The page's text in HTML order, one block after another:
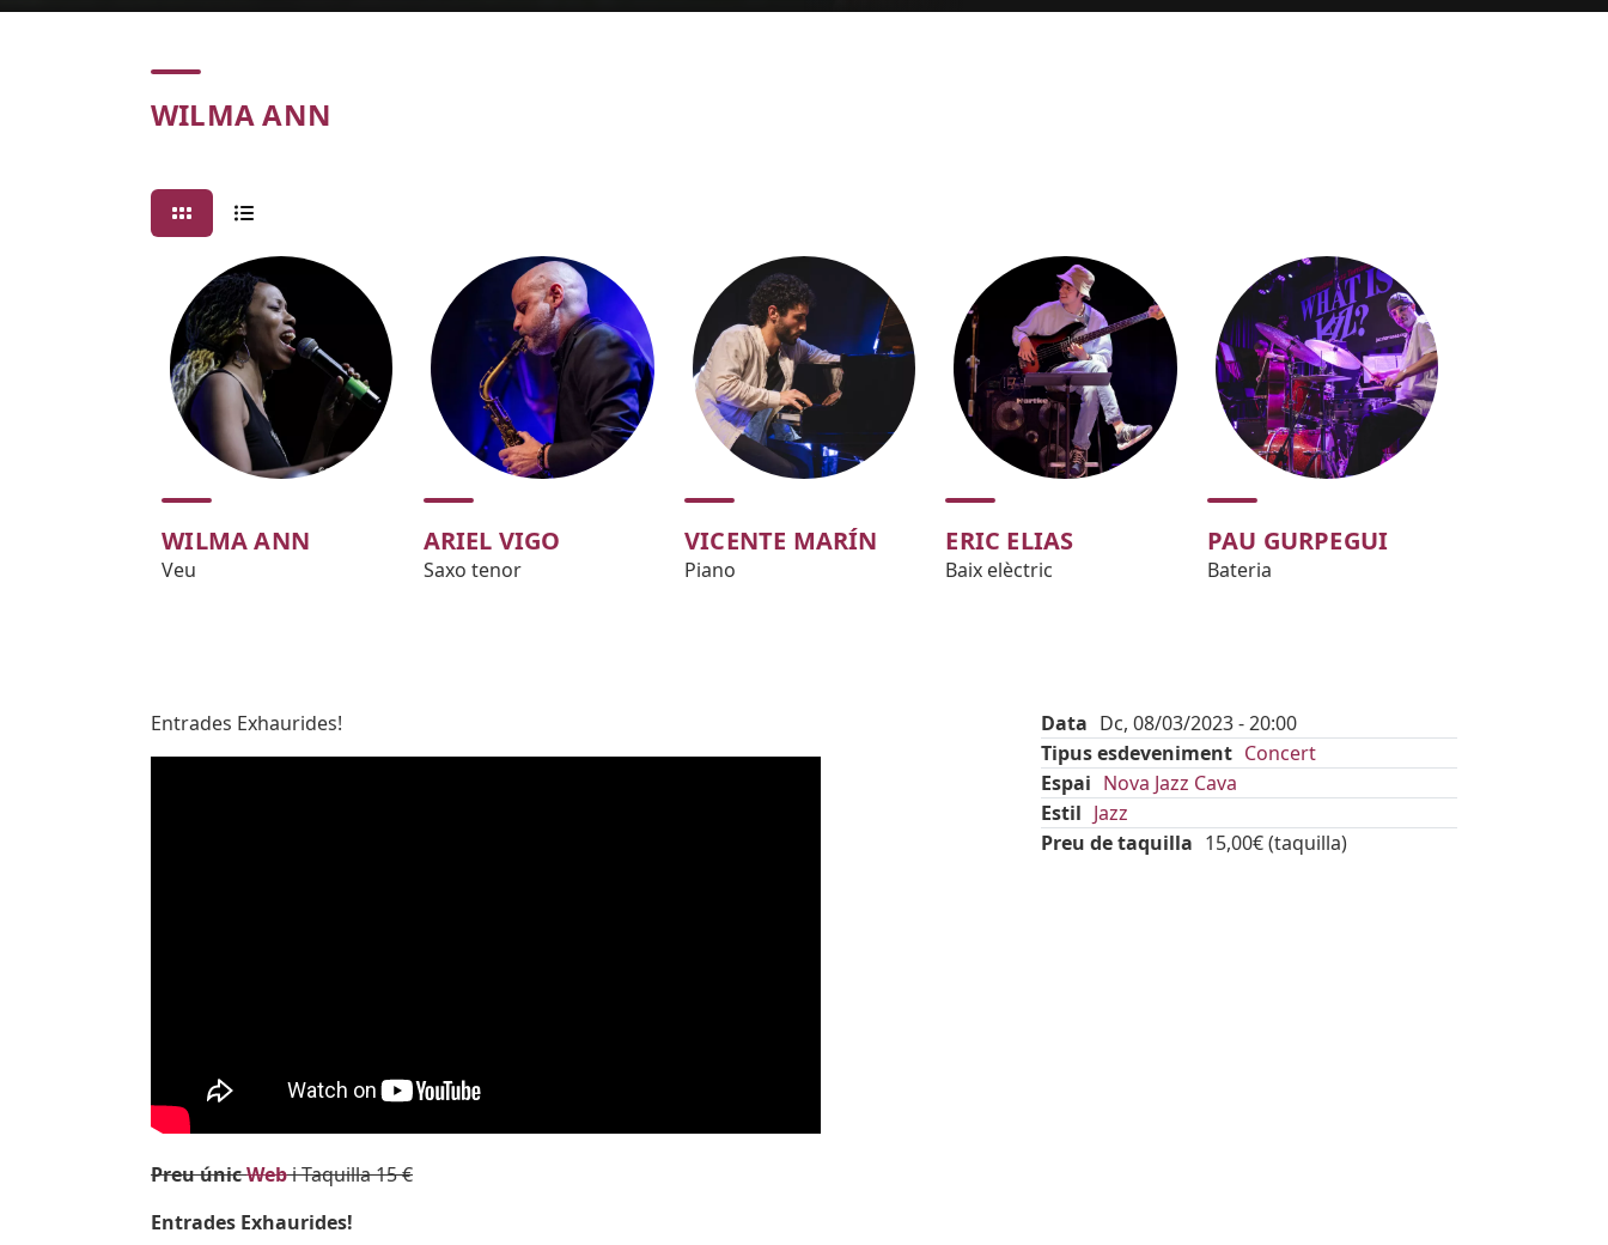
Concert
WILMA ANN
WILMA ANN
Veu
ARIEL VIGO
Saxo tenor
VICENTE MARÍN
Piano
ERIC ELIAS
Baix elèctric
PAU GURPEGUI
Bateria
Subtitol
Entrades Exhaurides!
Preu únicWebi Taquilla 15 €
Entrades Exhaurides!
Data Dc, 08/03/2023 - 20:00
Tipus esdeveniment Concert
Espai Nova Jazz Cava
Estil Jazz
Preu de taquilla 15,00€ (taquilla)